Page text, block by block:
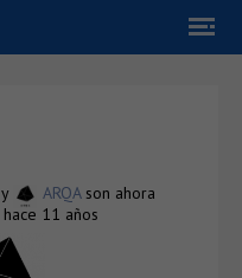
y ARQAson ahora
hace 11 años